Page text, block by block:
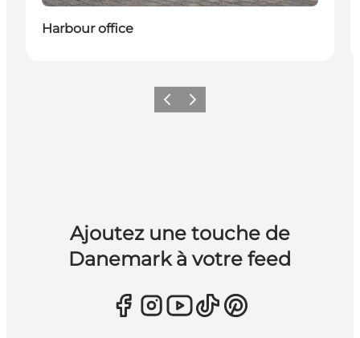
Harbour office
PrécédentSuivant
Ajoutez une touche de
Danemark à votre feed